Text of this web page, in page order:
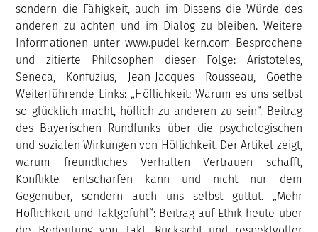
sondern die Fähigkeit, auch im Dissens die Würde des
anderen zu achten und im Dialog zu bleiben. Weitere
Informationen unter www.pudel-kern.com Besprochene
und zitierte Philosophen dieser Folge: Aristoteles,
Seneca, Konfuzius, Jean-Jacques Rousseau, Goethe
Weiterführende Links: „Höflichkeit: Warum es uns selbst
so glücklich macht, höflich zu anderen zu sein“. Beitrag
des Bayerischen Rundfunks über die psychologischen
und sozialen Wirkungen von Höflichkeit. Der Artikel zeigt,
warum freundliches Verhalten Vertrauen schafft,
Konflikte entschärfen kann und nicht nur dem
Gegenüber, sondern auch uns selbst guttut. „Mehr
Höflichkeit und Taktgefühl“: Beitrag auf Ethik heute über